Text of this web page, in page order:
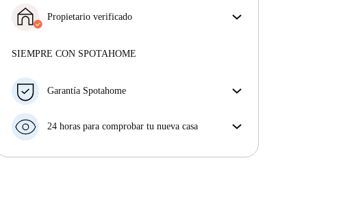
obtienes exactamente lo que ves en el anuncio.
Más sobre la verificación
Propietario verificado
Más sobre este arrendador
SIEMPRE CON SPOTAHOME
Garantía Spotahome
horas previas a la fecha de entrada, Spotahome A) te
el hotel hasta que encuentres nueva casa o B) te hará
24 horas para comprobar tu nueva casa